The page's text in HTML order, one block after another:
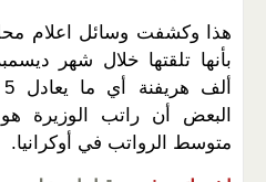
هذا وكشفت وسائل اعلام
البعض أن راتب الوزيرة
متوسط الرواتب في أوكرانيا.